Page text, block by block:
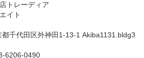
トレーディア
イト
千代田区外神田1-13-1 Akiba1131.bldg3
6206-0490